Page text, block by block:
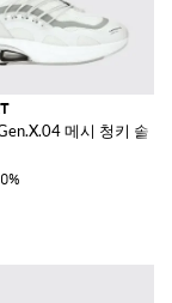
커즈 메시 청키 솔